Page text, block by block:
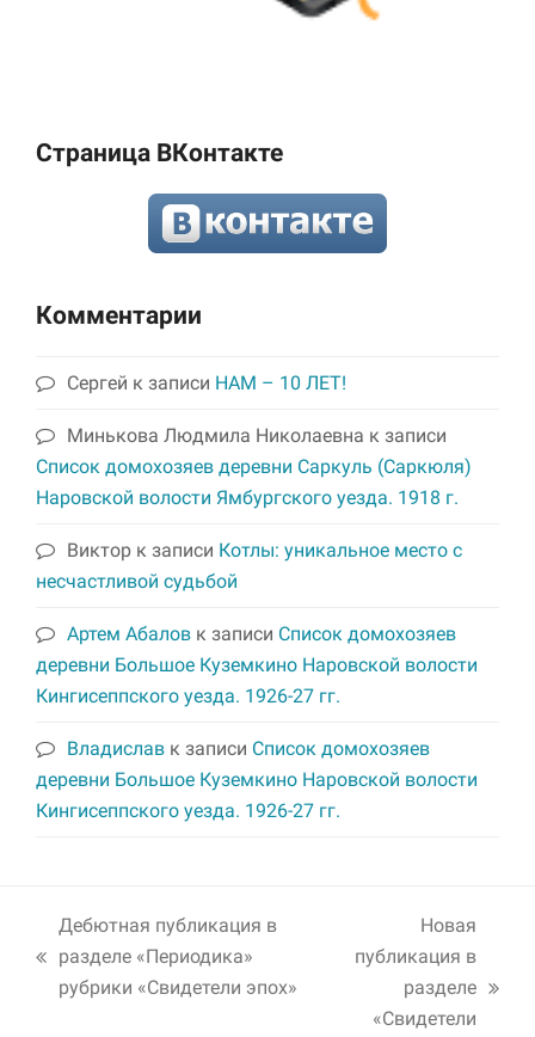
Страница ВКонтакте
Комментарии
Сергей к записи НАМ – 10 ЛЕТ!
Минькова Людмила Николаевна к записи
Список домохозяев деревни Саркуль (Саркюля)
Наровской волости Ямбургского уезда. 1918 г.
Виктор к записи Котлы: уникальное место с
несчастливой судьбой
Артем Абалов к записи Список домохозяев
деревни Большое Куземкино Наровской волости
Кингисеппского уезда. 1926-27 гг.
Владислав к записи Список домохозяев
деревни Большое Куземкино Наровской волости
Кингисеппского уезда. 1926-27 гг.
previous
post:
Дебютная публикация в
разделе «Периодика»
рубрики «Свидетели эпох»
Новая
публикация в
разделе
«Свидетели